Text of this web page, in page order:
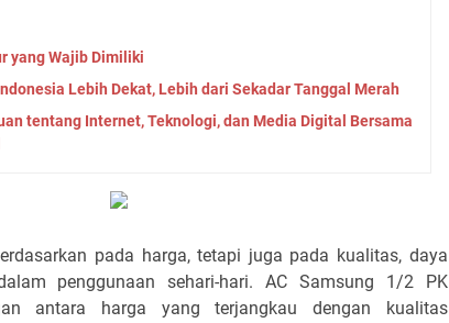
yang Wajib Dimiliki
Lebih Dekat, Lebih dari Sekadar Tanggal Merah
tentang Internet, Teknologi, dan Media Digital Bersama
pada harga, tetapi juga pada kualitas, daya
penggunaan sehari-hari. AC Samsung 1/2 PK
antara harga yang terjangkau dengan kualitas